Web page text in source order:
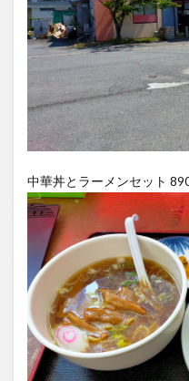
中華丼とラーメンセット